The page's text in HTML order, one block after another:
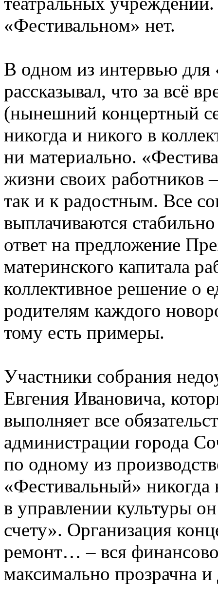
«Фестивальном» нет.
В одном из интервью
рассказывал, что за всё
(нынешний концертный
никогда и никого в
ни материально.
жизни своих работников
так и к радостным. Все
выплачиваются
ответ на предложение
материнского капитала
коллективное решение о
родителям каждого
тому есть примеры.
Участники собрания
Евгения Ивановича,
выполняет все
администрации города
по одному из
«Фестивальный»
в управлении культуры
счету». Организация
ремонт… – вся
максимально прозрачна и